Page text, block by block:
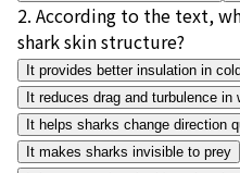
2. According to the text,
shark skin structure?
It provides better insulation in
It reduces drag and turbulence in
It helps sharks change direction
It makes sharks invisible to prey